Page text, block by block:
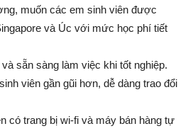
muốn các em sinh viên được
và Úc với mức học phí tiết
sẵn sàng làm việc khi tốt nghiệp.
viên gần gũi hơn, dễ dàng trao đổi
có trang bị wi-fi và máy bán hàng tự